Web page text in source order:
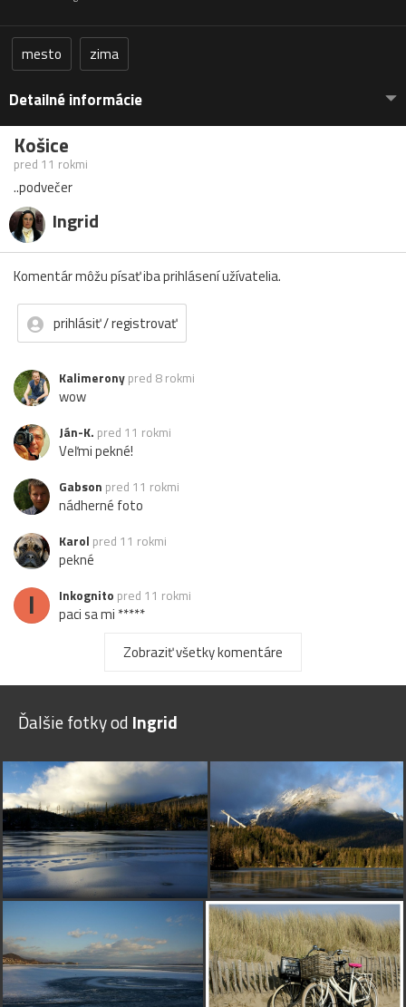
mesto zima
Detailné informácie
Košice
pred 11 rokmi
..podvečer
Ingrid
Komentár môžu písať iba prihlásení užívatelia.
prihlásiť / registrovať
Kalimerony pred 8 rokmi
wow
Ján-K. pred 11 rokmi
Veľmi pekné!
Gabson pred 11 rokmi
nádherné foto
Karol pred 11 rokmi
pekné
I Inkognito pred 11 rokmi
paci sa mi *****
pred 11 rokmi
C podarené :)
silvia.kordosovapred 11 rokmi
príjemné foto
J jullypred 11 rokmi
pekné
alenticapred 11 rokmi
páči sa mi, ako záber z nejakého filmu
pred 11 rokmi
páči sa mi
P petokatopred 11 rokmi
veľmi príjemnú farebnú tonalitu to má
Zobraziť všetky komentáre
Ďalšie fotky od Ingrid